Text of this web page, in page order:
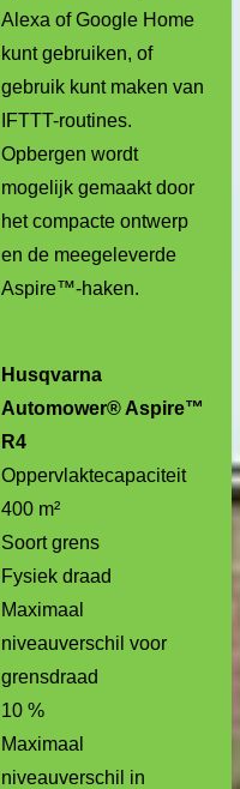
Alexa of Google Home
kunt gebruiken, of
gebruik kunt maken van
IFTTT-routines.
Opbergen wordt
mogelijk gemaakt door
het compacte ontwerp
en de meegeleverde
Aspire™-haken.
Husqvarna
Automower® Aspire™
R4
Oppervlaktecapaciteit
400 m²
Soort grens
Fysiek draad
Maximaal
niveauverschil voor
grensdraad
10 %
Maximaal
niveauverschil in